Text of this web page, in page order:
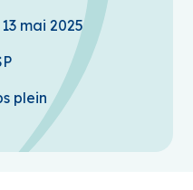
13 mai 2025
plein